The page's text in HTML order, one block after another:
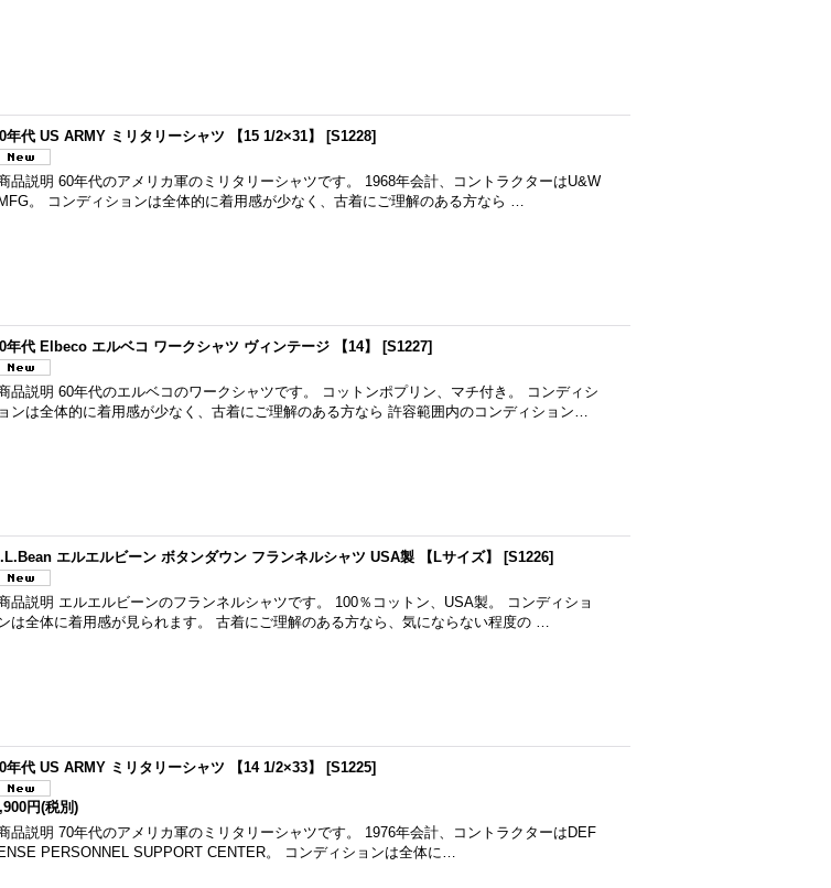
年代 US ARMY ミリタリーシャツ 【15 1/2×31】 [S1228]
品説明 60年代のアメリカ軍のミリタリーシャツです。 1968年会計、コントラクターはU&W
MFG。 コンディションは全体的に着用感が少なく、古着にご理解のある方なら …
年代 Elbeco エルベコ ワークシャツ ヴィンテージ 【14】 [S1227]
品説明 60年代のエルベコのワークシャツです。 コットンポプリン、マチ付き。 コンディシ
ョンは全体的に着用感が少なく、古着にご理解のある方なら 許容範囲内のコンディション…
エルエルビーン ボタンダウン フランネルシャツ USA製 【Lサイズ】 [S1226]
品説明 エルエルビーンのフランネルシャツです。 100％コットン、USA製。 コンディショ
は全体に着用感が見られます。 古着にご理解のある方なら、気にならない程度の …
年代 US ARMY ミリタリーシャツ 【14 1/2×33】 [S1225]
円(税別)
品説明 70年代のアメリカ軍のミリタリーシャツです。 1976年会計、コントラクターはDEF
ENSE PERSONNEL SUPPORT CENTER。 コンディションは全体に…